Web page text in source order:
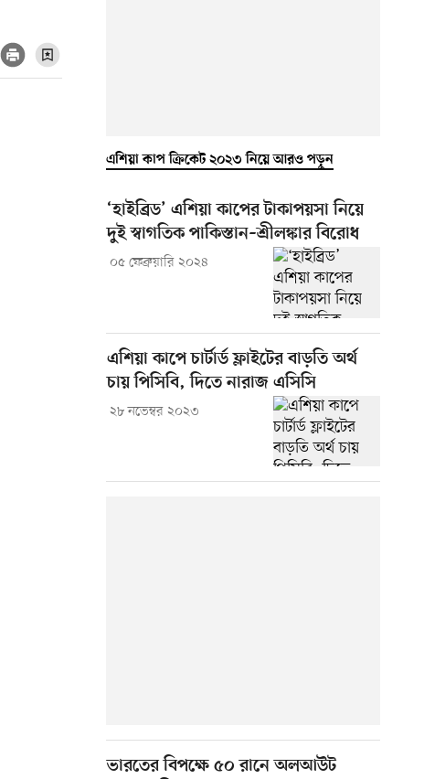
এশিয়া কাপ ক্রিকেট ২০২৩ নিয়ে আরও পড়ুন
‘হাইব্রিড’ এশিয়া কাপের টাকাপয়সা নিয়ে
দুই স্বাগতিক পাকিস্তান–শ্রীলঙ্কার বিরোধ
০৫ ফেব্রুয়ারি ২০২৪
এশিয়া কাপে চার্টার্ড ফ্লাইটের বাড়তি অর্থ
চায় পিসিবি, দিতে নারাজ এসিসি
২৮ নভেম্বর ২০২৩
ভারতের বিপক্ষে ৫০ রানে অলআউট